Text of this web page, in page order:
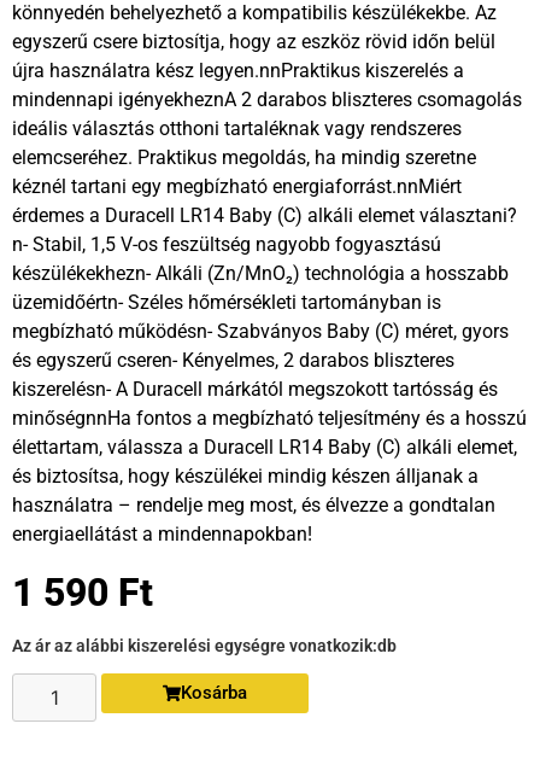
könnyedén behelyezhető a kompatibilis készülékekbe. Az
egyszerű csere biztosítja, hogy az eszköz rövid időn belül
újra használatra kész legyen.nnPraktikus kiszerelés a
mindennapi igényekheznA 2 darabos bliszteres csomagolás
ideális választás otthoni tartaléknak vagy rendszeres
elemcseréhez. Praktikus megoldás, ha mindig szeretne
kéznél tartani egy megbízható energiaforrást.nnMiért
érdemes a Duracell LR14 Baby (C) alkáli elemet választani?
n- Stabil, 1,5 V-os feszültség nagyobb fogyasztású
készülékekhezn- Alkáli (Zn/MnO₂) technológia a hosszabb
üzemidőértn- Széles hőmérsékleti tartományban is
megbízható működésn- Szabványos Baby (C) méret, gyors
és egyszerű cseren- Kényelmes, 2 darabos bliszteres
kiszerelésn- A Duracell márkától megszokott tartósság és
minőségnnHa fontos a megbízható teljesítmény és a hosszú
élettartam, válassza a Duracell LR14 Baby (C) alkáli elemet,
és biztosítsa, hogy készülékei mindig készen álljanak a
használatra – rendelje meg most, és élvezze a gondtalan
energiaellátást a mindennapokban!
1 590 Ft
Az ár az alábbi kiszerelési egységre vonatkozik:db
Kosárba